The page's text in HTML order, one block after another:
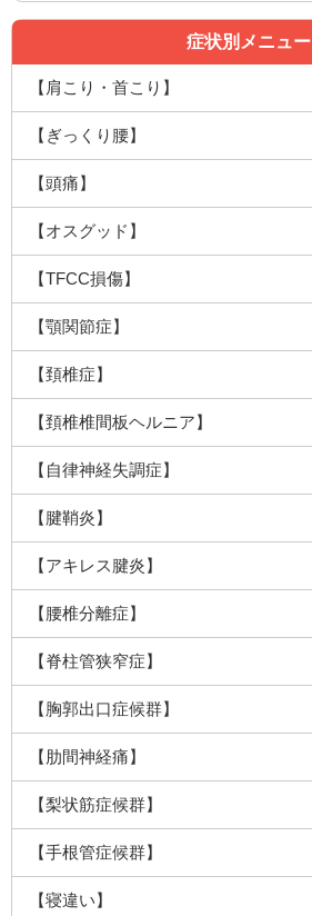
症状別メニュー
【肩こり・首こり】
【ぎっくり腰】
【頭痛】
【オスグッド】
【TFCC損傷】
【顎関節症】
【頚椎症】
【頚椎椎間板ヘルニア】
【自律神経失調症】
【腱鞘炎】
【アキレス腱炎】
【腰椎分離症】
【脊柱管狭窄症】
【胸郭出口症候群】
【肋間神経痛】
【梨状筋症候群】
【手根管症候群】
【寝違い】